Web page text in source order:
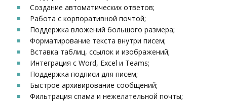
Создание автоматических ответов;
Работа с корпоративной почтой;
Поддержка вложений большого размера;
Форматирование текста внутри писем;
Вставка таблиц, ссылок и изображений;
Интеграция с Word, Excel и Teams;
Поддержка подписи для писем;
Быстрое архивирование сообщений;
Фильтрация спама и нежелательной почты;